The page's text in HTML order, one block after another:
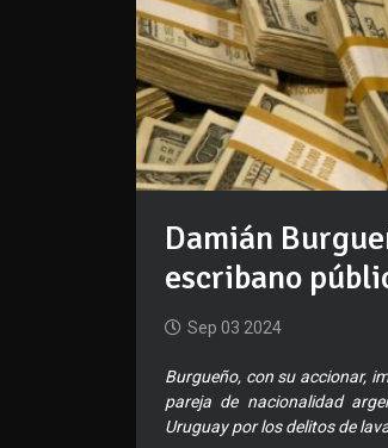
Damián
escribano
Sep 03 2024
Burgueño, con su accionar,
pareja de nacionalidad
Uruguay por los delitos de